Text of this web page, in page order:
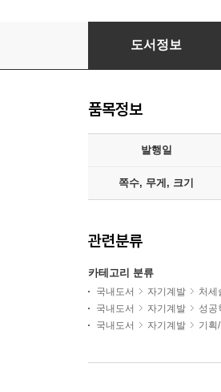
대화의 힘 + 습관의 힘
도서정보
품목정보
발행일
쪽수, 무게, 크기
관련분류
카테고리 분류
국내도서 자기계발
처세
국내도서
자기계발
성공
국내도서
자기계발 기획